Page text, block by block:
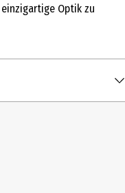
Optik zu